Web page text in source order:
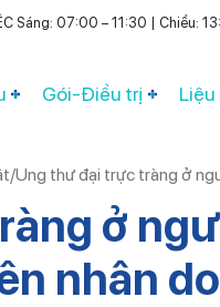
Sáng: 07:00 – 11:30 | Chiều:
Gói-Điều trị Liệu
/Ung thư đại trực tràng ở
ở
nhân